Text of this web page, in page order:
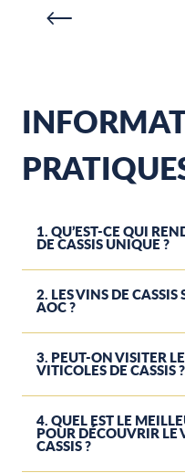
1. QU’EST-CE QUI
DE CASSIS UNIQUE ?
2. LES VINS DE CASSIS
AOC ?
3. PEUT-ON VISITER
VITICOLES DE CASSIS ?
4. QUEL EST LE
POUR DÉCOUVRIR LE
CASSIS ?